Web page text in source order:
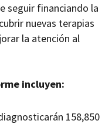
seguir financiando la
nuevas terapias
la atención al
incluyen:
158,850